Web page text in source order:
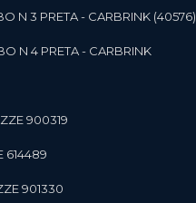
N 3 PRETA - CARBRINK (40576)
N 4 PRETA - CARBRINK
900319
614489
901330